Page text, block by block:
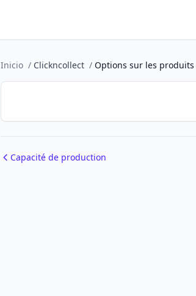
Inicio / Clickncollect / Options sur les produits
Capacité de production